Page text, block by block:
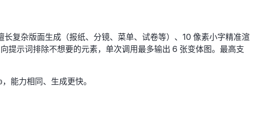
复杂版面生成（报纸、分镜、菜单、试卷等）、10 像素小字精准渲
提示词排除不想要的元素，单次调用最多输出 6 张变体图。最高支
，能力相同、生成更快。